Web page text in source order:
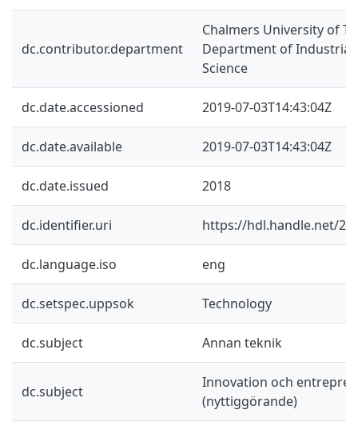
dc.contributor.department
Chalmers University of
Department of Industrial
Science
dc.date.accessioned 2019-07-03T14:43:04Z
dc.date.available 2019-07-03T14:43:04Z
dc.date.issued 2018
dc.identifier.uri https://hdl.handle.net/
dc.language.iso eng
dc.setspec.uppsok Technology
dc.subject Annan teknik
dc.subject
Innovation och
(nyttiggörande)